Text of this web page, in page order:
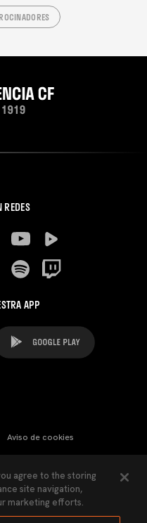
REDES
APP
Aviso de cookies
de Privacidad
agree to the storing
site navigation,
marketing efforts.